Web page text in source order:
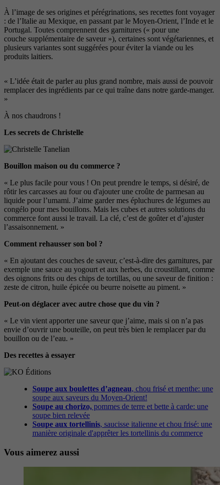
À l’image de ses origines et pérégrinations, ses recettes font voyager
: de l’Italie au Mexique, en passant par le Moyen-Orient, l’Inde et le
Portugal. Toutes comprennent des garnitures (« pour une
couche supplémentaire de saveur »), certaines sont végétariennes, et
plusieurs variantes sont suggérées pour éviter la viande ou les
produits laitiers.
« L’idée était de parler au plus grand nombre, mais aussi de pouvoir
remplacer des ingrédients par ce qui traîne dans notre garde-manger.
»
À nos chaudrons !
Les secrets de Christelle
Bouillon maison ou du commerce ?
« Le plus facile pour vous ! On peut prendre le temps, si désiré, de
rôtir les carcasses au four ou d'ajouter une croûte de parmesan au
liquide pour l’umami. J’aime garder mes épluchures de légumes au
congélo pour mes bouillons. Mais les cubes et autres solutions du
commerce font aussi le travail. La clé, c’est de goûter et d’ajuster
l’assaisonnement. »
Comment rehausser son bol ?
« En ajoutant des couches de saveur, c’est-à-dire des garnitures, par
exemple une sauce au yogourt et aux herbes, du croustillant, comme
des oignons frits ou des chips de tortillas, ou une saveur de finition :
zeste de citron, huile épicée ou beurre noisette au piment. »
Peut-on déglacer avec autre chose que du vin ?
« Le vin vient apporter une saveur que j’aime, mais si on n’a pas
envie d’ouvrir une bouteille, on peut très bien le remplacer par du
bouillon ou de l’eau. »
Des recettes à essayer
Soupe aux boulettes d’agneau, chou frisé et menthe: une
soupe aux saveurs du Moyen-Orient!
Soupe au chorizo,pommes de terre et bette à carde: une
soupe bien relevée
Soupe aux tortellinis, saucisse italienne et chou frisé: une
manière originale d'apprêter les tortellinis du commerce
Vous aimerez aussi